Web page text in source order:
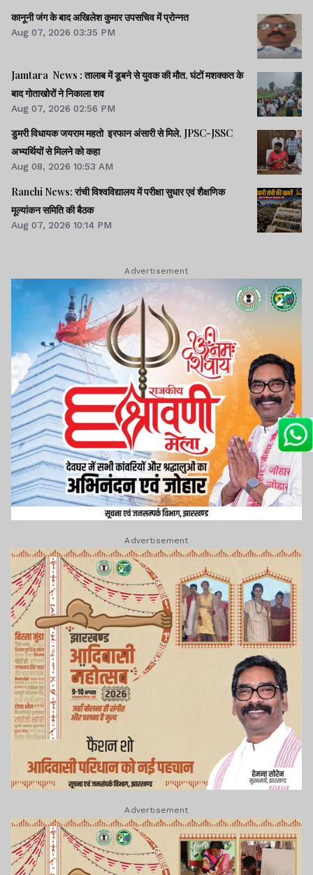
कानूनी जंग के बाद अखिलेश कुमार उपसचिव में प्रोन्नत
Aug 07, 2026 03:35 PM
Jamtara News : तालाब में डूबने से युवक की मौत, घंटों मशक्कत के
बाद गोताखोरों ने निकाला शव
Aug 07, 2026 02:56 PM
डुमरी विधायक जयराम महतो इरफान अंसारी से मिले, JPSC-JSSC
अभ्यर्थियों से मिलने को कहा
Aug 08, 2026 10:53 AM
Ranchi News: रांची विश्वविद्यालय में परीक्षा सुधार एवं शैक्षणिक
मूल्यांकन समिति की बैठक
Aug 07, 2026 10:14 PM
Advertisement
Advertisement
Advertisement